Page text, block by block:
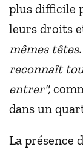
plus difficile
leurs droits
mêmes
reconnaît
entrer",
dans un
La présence